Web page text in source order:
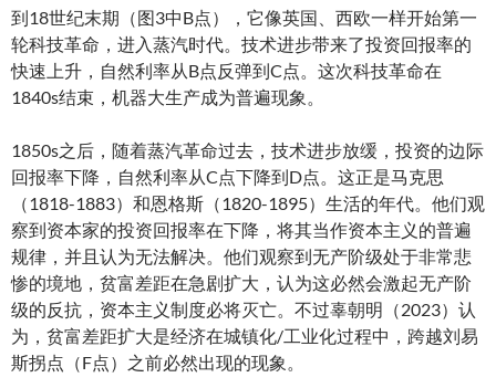
到18世纪末期（图3中B点），它像英国、西欧一样开始第一
轮科技革命，进入蒸汽时代。技术进步带来了投资回报率的
快速上升，自然利率从B点反弹到C点。这次科技革命在
1840s结束，机器大生产成为普遍现象。
1850s之后，随着蒸汽革命过去，技术进步放缓，投资的边际
回报率下降，自然利率从C点下降到D点。这正是马克思
（1818-1883）和恩格斯（1820-1895）生活的年代。他们观
察到资本家的投资回报率在下降，将其当作资本主义的普遍
规律，并且认为无法解决。他们观察到无产阶级处于非常悲
惨的境地，贫富差距在急剧扩大，认为这必然会激起无产阶
级的反抗，资本主义制度必将灭亡。不过辜朝明（2023）认
为，贫富差距扩大是经济在城镇化/工业化过程中，跨越刘易
斯拐点（F点）之前必然出现的现象。